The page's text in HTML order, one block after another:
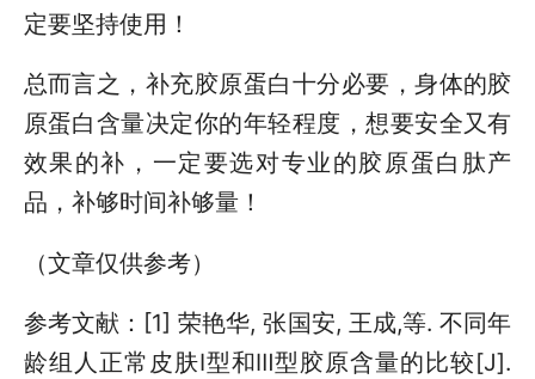
定要坚持使用！
总而言之，补充胶原蛋白十分必要，身体的胶
原蛋白含量决定你的年轻程度，想要安全又有
效果的补，一定要选对专业的胶原蛋白肽产
品，补够时间补够量！
（文章仅供参考）
参考文献：[1] 荣艳华, 张国安, 王成,等. 不同年
龄组人正常皮肤Ⅰ型和Ⅲ型胶原含量的比较[J].